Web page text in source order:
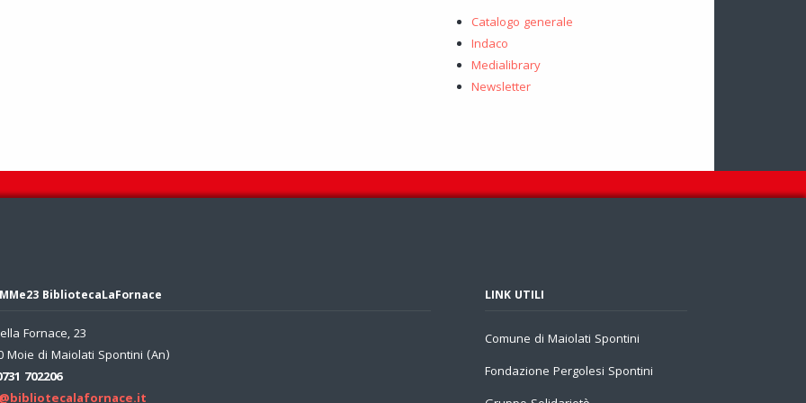
Catalogo generale
Indaco
Medialibrary
Newsletter
BibliotecaLaFornace
Fornace, 23
Moie di Maiolati Spontini (An)
702206
LINK UTILI
Comune di Maiolati Spontini
Fondazione Pergolesi Spontini